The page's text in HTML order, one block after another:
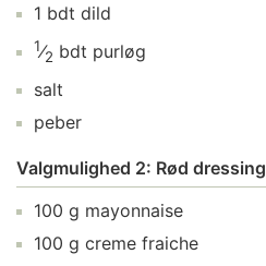
1 bdt dild
1⁄2 bdt purløg
salt
peber
Valgmulighed 2: Rød dressing
100 g mayonnaise
100 g creme fraiche